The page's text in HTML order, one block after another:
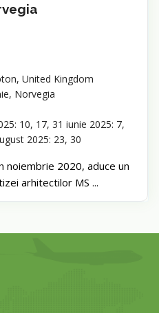
United Kingdom
Norvegia
10, 17, 31 iunie 2025: 7,
2025: 23, 30
noiembrie 2020, aduce un
arhitectilor MS ...